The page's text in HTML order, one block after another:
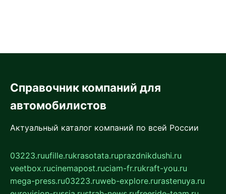
Справочник компаний для
автомобилистов
Актуальный каталог компаний по всей России
03223.ruufille.rukrasotata.ruprazdnikdushi.ru
veetbox.rucinemapost.ruciam-fr.rukraft-you.ru
mega-press.ru03223.ruweb-explore.rurastenuya.ru